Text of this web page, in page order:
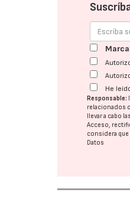
He
Responsable:
relacionados
llevar a cabo
Acceso,
considera que
Datos